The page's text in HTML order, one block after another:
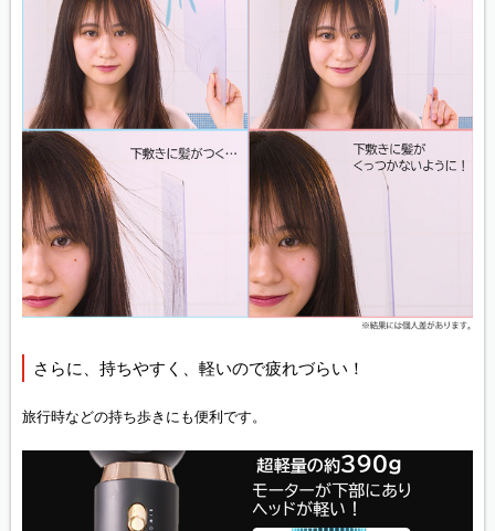
さらに、持ちやすく、軽いので疲れづらい！
旅行時などの持ち歩きにも便利です。